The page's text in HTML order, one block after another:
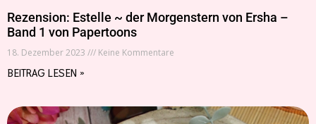
Rezension: Estelle ~ der Morgenstern von Ersha –
Band 1 von Papertoons
18. Dezember 2023 Keine Kommentare
BEITRAG LESEN »